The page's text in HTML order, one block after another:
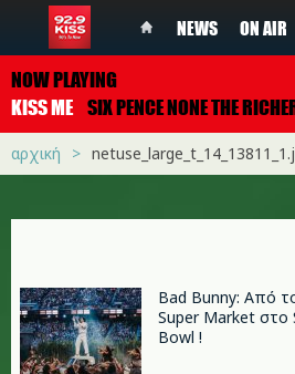
NEWS ON AIR
NOW PLAYING
KISS ME SIX PENCE NONE THE
αρχική
Bad Bunny: Από
Super Market στο
Bowl !